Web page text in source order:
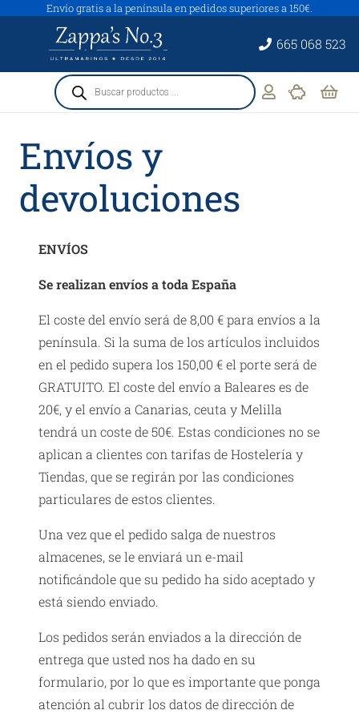
Envío gratis a la península en pedidos superiores a 150€.
665 068 523
Búsqueda
de
productos
Envíos y
devoluciones
ENVÍOS
Se realizan envíos a toda España
El coste del envío será de 8,00 € para envíos a la
península. Si la suma de los artículos incluidos
en el pedido supera los 150,00 € el porte será de
GRATUITO. El coste del envío a Baleares es de
20€, y el envío a Canarias, ceuta y Melilla
tendrá un coste de 50€. Estas condiciones no se
aplican a clientes con tarifas de Hostelería y
Tiendas, que se regirán por las condiciones
particulares de estos clientes.
Una vez que el pedido salga de nuestros
almacenes, se le enviará un e-mail
notificándole que su pedido ha sido aceptado y
está siendo enviado.
Los pedidos serán enviados a la dirección de
entrega que usted nos ha dado en su
formulario, por lo que es importante que ponga
atención al cubrir los datos de dirección de